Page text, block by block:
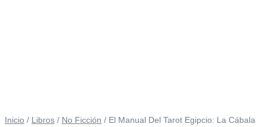
Inicio / Libros / No Ficción / El Manual Del Tarot Egipcio: La Cábala